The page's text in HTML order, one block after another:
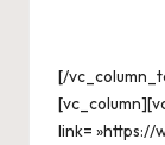
[/
link= »https://